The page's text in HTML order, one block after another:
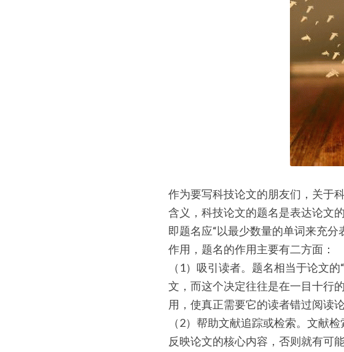
作为要写科技论文的朋友们，关于
含义，科技论文的题名是表达论文
即题名应“以最少数量的单词来充分
作用，题名的作用主要有二方面：
（1）吸引读者。题名相当于论文
文，而这个决定往往是在一目十行
用，使真正需要它的读者错过阅读论
（2）帮助文献追踪或检索。文献
反映论文的核心内容，否则就有可